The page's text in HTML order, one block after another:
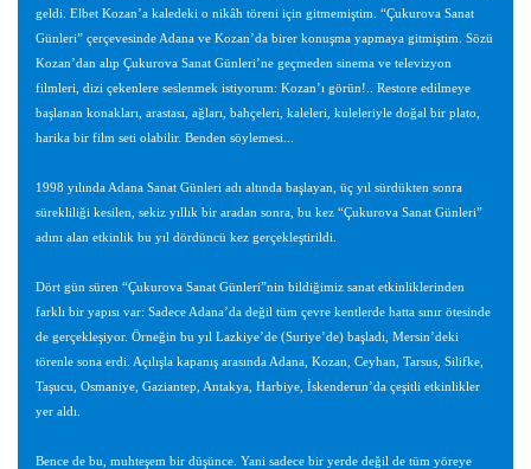
geldi. Elbet Kozan’a kaledeki o nikâh töreni için gitmemiştim. “Çukurova Sanat
Günleri” çerçevesinde Adana ve Kozan’da birer konuşma yapmaya gitmiştim. Sözü
Kozan’dan alıp Çukurova Sanat Günleri’ne geçmeden sinema ve televizyon
filmleri, dizi çekenlere seslenmek istiyorum: Kozan’ı görün!.. Restore edilmeye
başlanan konakları, arastası, ağları, bahçeleri, kaleleri, kuleleriyle doğal bir plato,
harika bir film seti olabilir. Benden söylemesi...
1998 yılında Adana Sanat Günleri adı altında başlayan, üç yıl sürdükten sonra
sürekliliği kesilen, sekiz yıllık bir aradan sonra, bu kez “Çukurova Sanat Günleri”
adını alan etkinlik bu yıl dördüncü kez gerçekleştirildi.
Dört gün süren “Çukurova Sanat Günleri”nin bildiğimiz sanat etkinliklerinden
farklı bir yapısı var: Sadece Adana’da değil tüm çevre kentlerde hatta sınır ötesinde
de gerçekleşiyor. Örneğin bu yıl Lazkiye’de (Suriye’de) başladı, Mersin’deki
törenle sona erdi. Açılışla kapanış arasında Adana, Kozan, Ceyhan, Tarsus, Silifke,
Taşucu, Osmaniye, Gaziantep, Antakya, Harbiye, İskenderun’da çeşitli etkinlikler
yer aldı.
Bence de bu, muhteşem bir düşünce. Yani sadece bir yerde değil de tüm yöreye